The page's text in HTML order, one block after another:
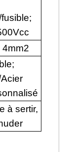
4mm2
à sertir,